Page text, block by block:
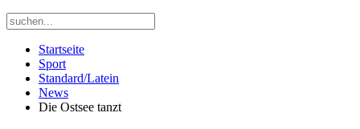
Startseite
Sport
Standard/Latein
News
Die Ostsee tanzt